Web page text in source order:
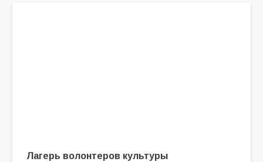
Лагерь волонтеров культуры